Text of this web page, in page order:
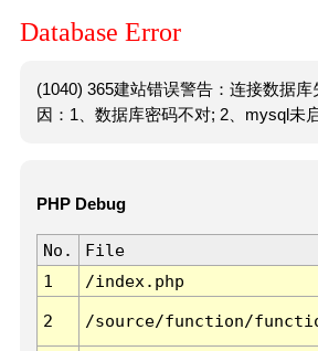
Database Error
(1040) 365建站错误警告：连接数据
因：1、数据库密码不对; 2、mysql未启
PHP Debug
No. File
1
/index.php
2 /source/function/